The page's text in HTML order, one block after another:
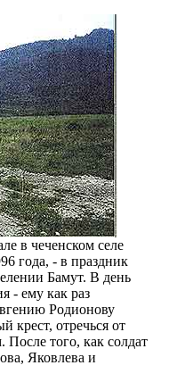
в чеченском селе
года, - в праздник
Бамут. В день
- ему как раз
Родионову
крест, отречься от
того, как солдат
Яковлева и